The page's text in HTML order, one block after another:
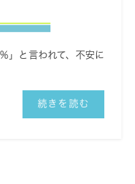
」と言われて、不安に
続きを読む